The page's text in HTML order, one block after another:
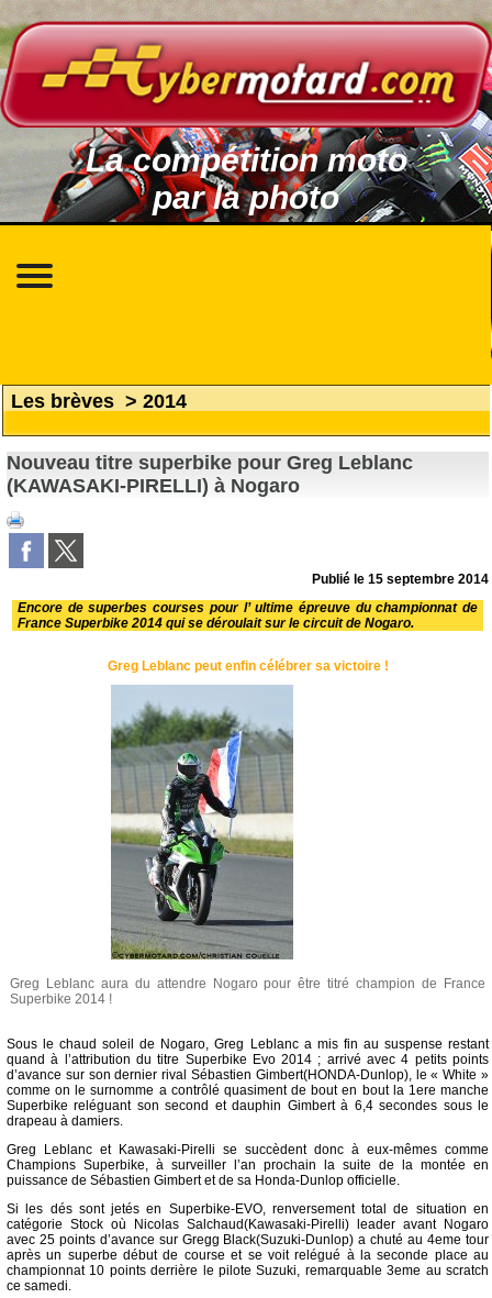
La compétition moto
par la photo
Les brèves > 2014
Nouveau titre superbike pour Greg Leblanc
(KAWASAKI-PIRELLI) à Nogaro
Publié le15 septembre 2014
Encore de superbes courses pour l’ ultime épreuve du championnat de
France Superbike 2014 qui se déroulait sur le circuit de Nogaro.
Greg Leblanc peut enfin célébrer sa victoire !
Greg Leblanc aura du attendre Nogaro pour être titré champion de France
Superbike 2014 !
Sous le chaud soleil de Nogaro, Greg Leblanc a mis fin au suspense restant
quand à l’attribution du titre Superbike Evo 2014 ; arrivé avec 4 petits points
d’avance sur son dernier rival Sébastien Gimbert(HONDA-Dunlop), le « White »
comme on le surnomme a contrôlé quasiment de bout en bout la 1ere manche
Superbike reléguant son second et dauphin Gimbert à 6,4 secondes sous le
drapeau à damiers.
Greg Leblanc et Kawasaki-Pirelli se succèdent donc à eux-mêmes comme
Champions Superbike, à surveiller l’an prochain la suite de la montée en
puissance de Sébastien Gimbert et de sa Honda-Dunlop officielle.
Si les dés sont jetés en Superbike-EVO, renversement total de situation en
catégorie Stock où Nicolas Salchaud(Kawasaki-Pirelli) leader avant Nogaro
avec 25 points d’avance sur Gregg Black(Suzuki-Dunlop) a chuté au 4eme tour
après un superbe début de course et se voit relégué à la seconde place au
championnat 10 points derrière le pilote Suzuki, remarquable 3eme au scratch
ce samedi.